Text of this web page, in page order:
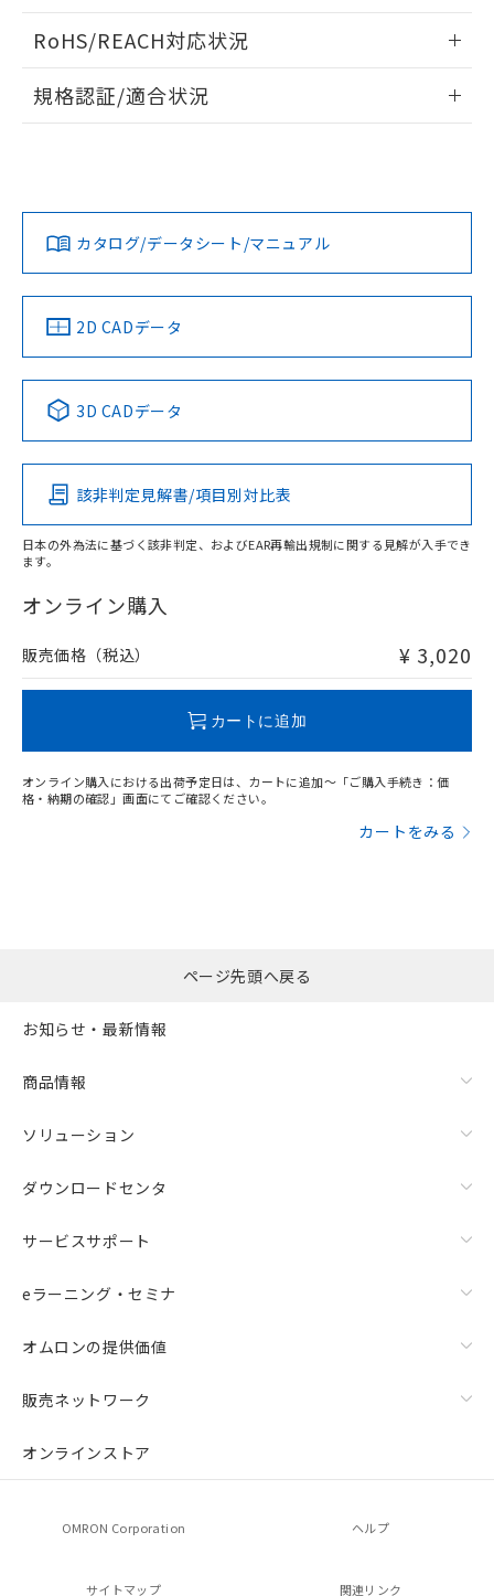
ドすることができます。
ログイン/会員登録
ダウンロードデータをご利用いただく前に、以下を必ずお読
みください。
ソフトウェアの使用条件
RoHS/REACH対応状況
EU RoHS 注意事項・凡例
対応済み
中国 RoHS 注意事項・凡例
Pb Hg Cd Cr(VI)
O
在庫等で未対応品が混在する可能性があります。
問い合わせください。
規格認証/適合状況
カタログ/データシート/マニュアル
2D CADデータ
3D CADデータ
該非判定見解書/項目別対比表
日本の外為法に基づく該非判定、およびEAR再輸出規制に関する見解が入手でき
ます。
オンライン購入
販売価格（税込） ¥ 3,020
カートに追加
オンライン購入における出荷予定日は、カートに追加～「ご購入手続き：価
格・納期の確認」画面にてご確認ください。
カートをみる
ページ先頭へ戻る
お知らせ・最新情報
商品情報
ソリューション
ダウンロードセンタ
サービスサポート
eラーニング・セミナ
オムロンの提供価値
販売ネットワーク
オンラインストア
OMRON Corporation ヘルプ
サイトマップ 関連リンク